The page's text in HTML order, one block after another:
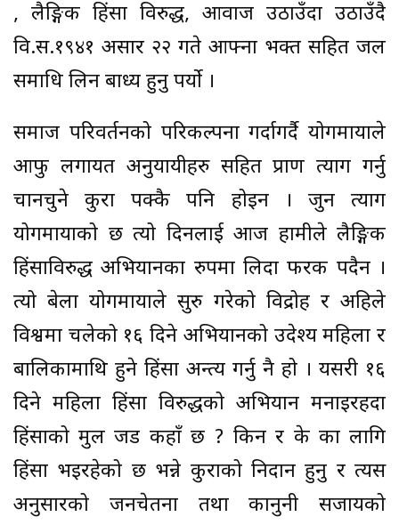
, लैङ्गिक हिंसा विरुद्ध, आवाज उठाउँदा उठाउँदै
वि.स.१९४१ असार २२ गते आफ्ना भक्त सहित जल
समाधि लिन बाध्य हुनु पर्यो ।
समाज परिवर्तनको परिकल्पना गर्दागर्दै योगमायाले
आफु लगायत अनुयायीहरु सहित प्राण त्याग गर्नु
चानचुने कुरा पक्कै पनि होइन । जुन त्याग
योगमायाको छ त्यो दिनलाई आज हामीले लैङ्गिक
हिंसाविरुद्ध अभियानका रुपमा लिदा फरक पदैन ।
त्यो बेला योगमायाले सुरु गरेको विद्रोह र अहिले
विश्वमा चलेको १६ दिने अभियानको उदेश्य महिला र
बालिकामाथि हुने हिंसा अन्त्य गर्नु नै हो । यसरी १६
दिने महिला हिंसा विरुद्धको अभियान मनाइरहदा
हिंसाको मुल जड कहाँ छ ? किन र के का लागि
हिंसा भइरहेको छ भन्ने कुराको निदान हुनु र त्यस
अनुसारको जनचेतना तथा कानुनी सजायको